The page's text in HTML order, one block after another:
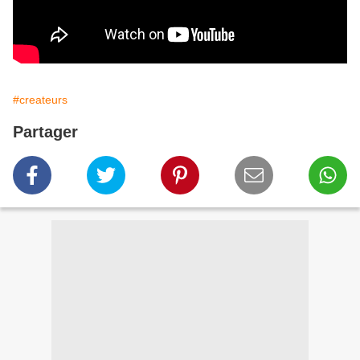
#createurs
Partager